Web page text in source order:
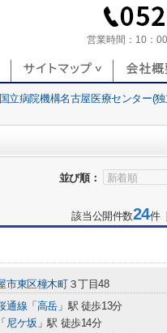
営業時間： 10：
国立病院機構名古屋医療センター(
並び順：
該当公開件数24件
市東区橦木町３丁目48
通線 「 高岳 」駅 徒歩13分
「 尼ケ坂 」駅 徒歩14分